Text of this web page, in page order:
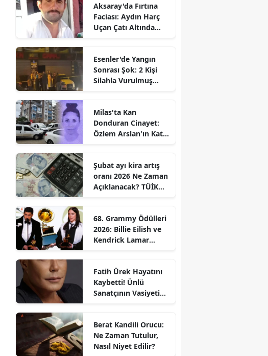
Aksaray'da Fırtına
Faciası: Aydın Harç
Uçan Çatı Altında
Esenler'de Yangın
Sonrası Şok: 2 Kişi
Silahla Vurulmuş
Milas'ta Kan
Donduran Cinayet:
Özlem Arslan'ın Katili
Şubat ayı kira artış
oranı 2026 Ne Zaman
Açıklanacak? TÜİK
68. Grammy Ödülleri
2026: Billie Eilish ve
Kendrick Lamar
Fatih Ürek Hayatını
Kaybetti! Ünlü
Sanatçının Vasiyeti
Berat Kandili Orucu:
Ne Zaman Tutulur,
Nasıl Niyet Edilir?